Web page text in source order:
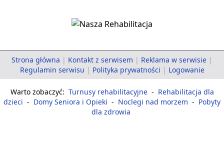
Strona główna | Kontakt z serwisem | Reklama w serwisie |
Regulamin serwisu | Polityka prywatności | Logowanie
Warto zobaczyć: Turnusy rehabilitacyjne - Rehabilitacja dla
dzieci - Domy Seniora i Opieki - Noclegi nad morzem - Pobyty
dla zdrowia